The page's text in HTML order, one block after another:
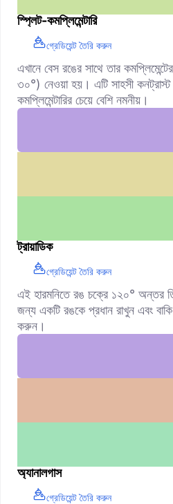
স্প্লিট-কমপ্লিমেন্টারি
গ্রেডিয়েন্ট তৈরি করুন
এখানে বেস রঙের সাথে তার
৩০°) নেওয়া হয়। এটি সাহসী কনট্রাস্ট
কমপ্লিমেন্টারির চেয়ে বেশি নমনীয়।
ট্রায়াডিক
গ্রেডিয়েন্ট তৈরি করুন
এই হারমনিতে রঙ চক্রে ১২০° অন্তর
জন্য একটি রঙকে প্রধান রাখুন এবং বাকি
করুন।
অ্যানালগাস
গ্রেডিয়েন্ট তৈরি করুন